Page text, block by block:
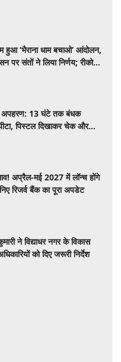
हुआ ‘भैराना धाम बचाओ’ आंदोलन,
पर संतों ने लिया निर्णय; रीको
अपहरण: 13 घंटे तक बंधक
पिस्टल दिखाकर चेक और
अप्रैल-मई 2027 में लॉन्च होंगे
रिजर्व बैंक का पूरा अपडेट
ने विद्याधर नगर के विकास
को दिए जरूरी निर्देश